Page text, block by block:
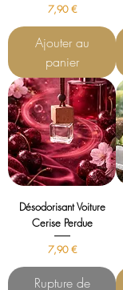
Prix
7,90 €
Ajouter au
panier
Désodorisant Voiture
Cerise Perdue
Prix
7,90 €
Rupture de